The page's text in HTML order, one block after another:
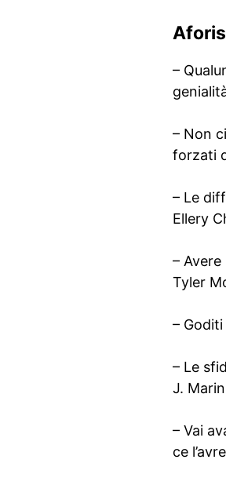
–
– Non
forzati
– Le
Ellery
–
Tyler
–
– Le
J.
– Vai
ce